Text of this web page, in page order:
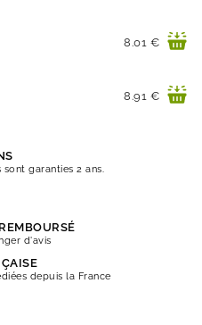
Prix
8.01 €
Prix
8.91 €
garanties 2 ans.
d'avis
depuis la France